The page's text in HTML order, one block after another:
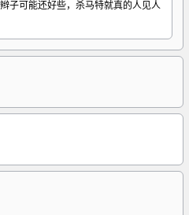
子可能还好些，杀马特就真的人见人